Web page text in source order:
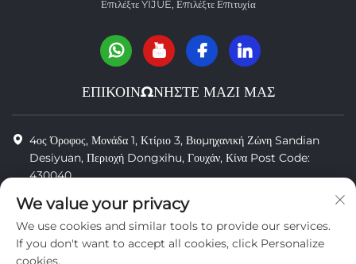
Επιλέξτε YIJUE, Επιλέξτε Επιτυχία
ΕΠΙΚΟΙΝΩΝΗΣΤΕ ΜΑΖΙ ΜΑΣ
4ος Όροφος, Μονάδα 1, Κτίριο 3, Βιομηχανική Ζώνη Sandian
Desiyuan, Περιοχή Dongxihu, Γουχάν, Κίνα Post Code:
430040
8618971664820
8618971664820
[email protected]
We value your privacy
We use cookies and similar tools to provide our services.
If you don't want to accept all cookies, click Personalize
cookies.